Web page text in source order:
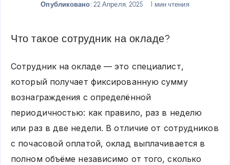
Опубликовано: 22 Апреля, 2025 1 мин чтения
Что такое сотрудник на окладе?
Сотрудник на окладе — это специалист,
который получает фиксированную сумму
вознаграждения с определённой
периодичностью: как правило, раз в неделю
или раз в две недели. В отличие от сотрудников
с почасовой оплатой, оклад выплачивается в
полном объёме независимо от того, сколько